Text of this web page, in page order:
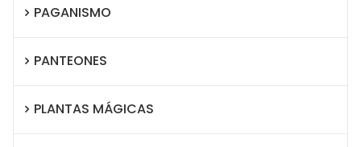
PAGANISMO
PANTEONES
PLANTAS MÁGICAS